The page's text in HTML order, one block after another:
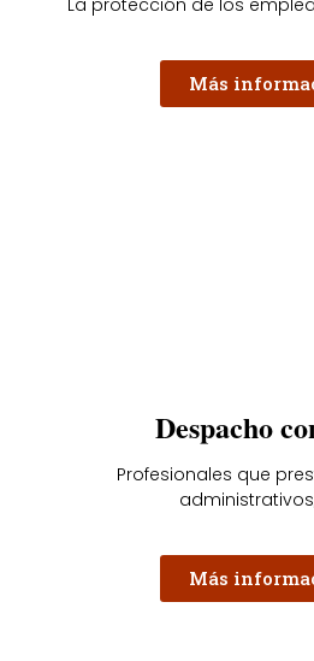
La protección de los
Más
Despacho
Profesionales que
Más